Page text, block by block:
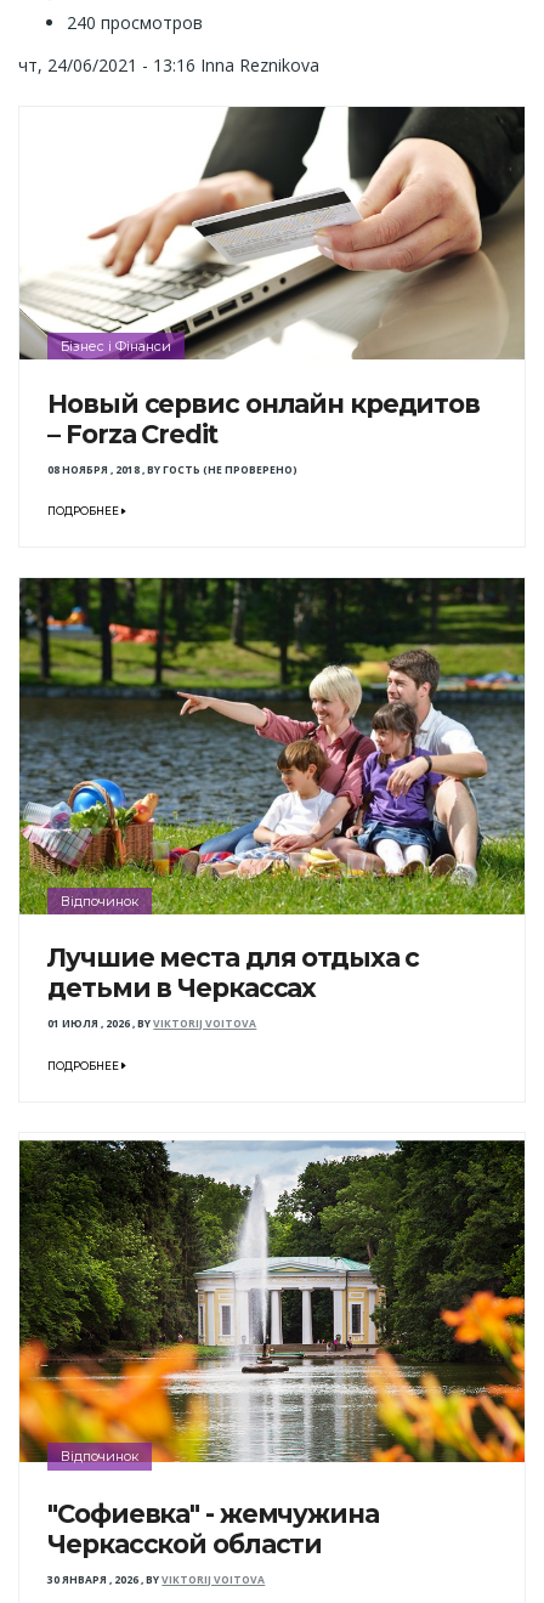
240 просмотров
чт, 24/06/2021 - 13:16 Inna Reznikova
Бізнес і Фінанси
Новый сервис онлайн кредитов
– Forza Credit
08 НОЯБРЯ , 2018,BYГОСТЬ (НЕ ПРОВЕРЕНО)
ПОДРОБНЕЕ
Відпочинок
Лучшие места для отдыха с
детьми в Черкассах
01 ИЮЛЯ , 2026,BYVIKTORIJ VOITOVA
ПОДРОБНЕЕ
Відпочинок
"Софиевка" - жемчужина
Черкасской области
30 ЯНВАРЯ , 2026,BYVIKTORIJ VOITOVA